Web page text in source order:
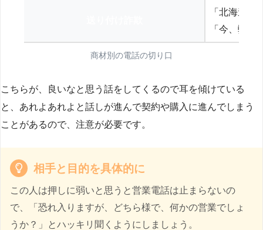
「北海道
「今、弊
商材別の電話の切り口
こちらが、良いなと思う話をしてくるので耳を傾けている
と、あれよあれよと話しが進んで契約や購入に進んでしまう
ことがあるので、注意が必要です。
相手と目的を具体的に
この人は押しに弱いと思うと営業電話は止まらないの
で、「恐れ入りますが、どちら様で、何かの営業でしょ
うか？」とハッキリ聞くようにしましょう。